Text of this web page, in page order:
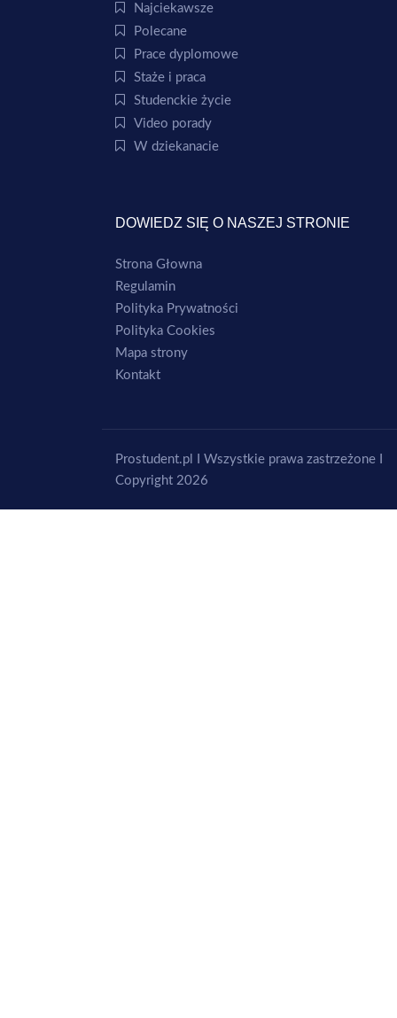
Najciekawsze
Polecane
Prace dyplomowe
Staże i praca
Studenckie życie
Video porady
W dziekanacie
DOWIEDZ SIĘ O NASZEJ STRONIE
Strona Głowna
Regulamin
Polityka Prywatności
Polityka Cookies
Mapa strony
Kontakt
Prostudent.pl I Wszystkie prawa zastrzeżone I
Copyright 2026